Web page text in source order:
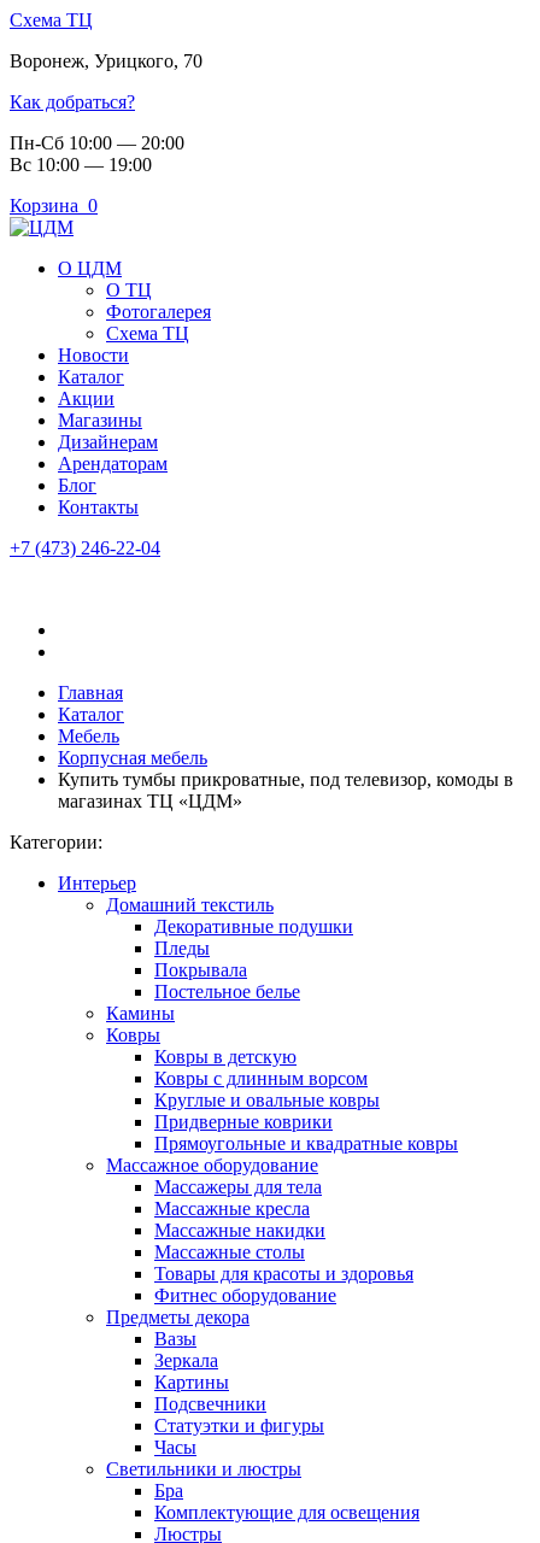
Схема ТЦ
Воронеж, Урицкого, 70
Как добраться?
Пн-Сб 10:00 — 20:00
Вс 10:00 — 19:00
Корзина 0
О ЦДМ
О ТЦ
Фотогалерея
Схема ТЦ
Новости
Каталог
Акции
Магазины
Дизайнерам
Арендаторам
Блог
Контакты
+7 (473) 246-22-04
Главная
Каталог
Мебель
Корпусная мебель
Купить тумбы прикроватные, под телевизор, комоды в
магазинах ТЦ «ЦДМ»
Категории:
Интерьер
Домашний текстиль
Декоративные подушки
Пледы
Покрывала
Постельное белье
Камины
Ковры
Ковры в детскую
Ковры с длинным ворсом
Круглые и овальные ковры
Придверные коврики
Прямоугольные и квадратные ковры
Массажное оборудование
Массажеры для тела
Массажные кресла
Массажные накидки
Массажные столы
Товары для красоты и здоровья
Фитнес оборудование
Предметы декора
Вазы
Зеркала
Картины
Подсвечники
Статуэтки и фигуры
Часы
Светильники и люстры
Бра
Комплектующие для освещения
Люстры